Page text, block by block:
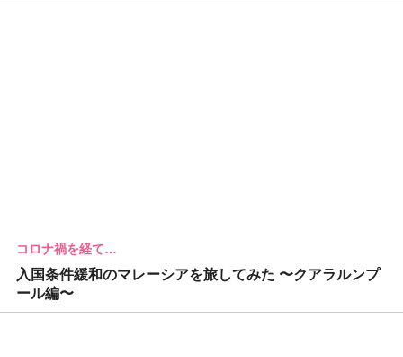
コロナ禍を経て…
入国条件緩和のマレーシアを旅してみた 〜クアラルンプ
ール編〜